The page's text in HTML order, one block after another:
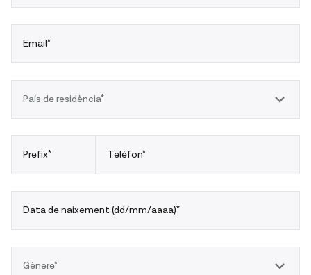
Email*
País de residència*
Prefix* Telèfon*
Data de naixement (dd/mm/aaaa)*
Gènere*